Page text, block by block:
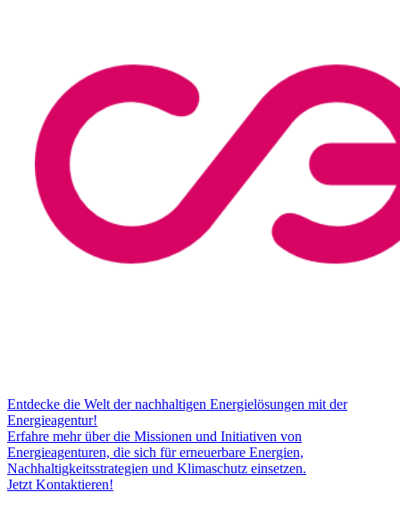
Entdecke die Welt der nachhaltigen Energielösungen mit der
Energieagentur!
Erfahre mehr über die Missionen und Initiativen von
Energieagenturen, die sich für erneuerbare Energien,
Nachhaltigkeitsstrategien und Klimaschutz einsetzen.
Jetzt Kontaktieren!